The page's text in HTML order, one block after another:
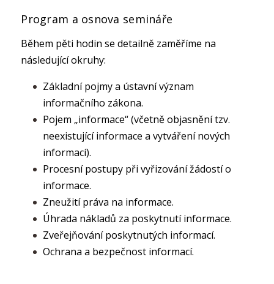
Program a osnova semináře
Během pěti hodin se detailně zaměříme na
následující okruhy:
Základní pojmy a ústavní význam
informačního zákona.
Pojem „informace“ (včetně objasnění tzv.
neexistující informace a vytváření nových
informací).
Procesní postupy při vyřizování žádostí o
informace.
Zneužití práva na informace.
Úhrada nákladů za poskytnutí informace.
Zveřejňování poskytnutých informací.
Ochrana a bezpečnost informací.